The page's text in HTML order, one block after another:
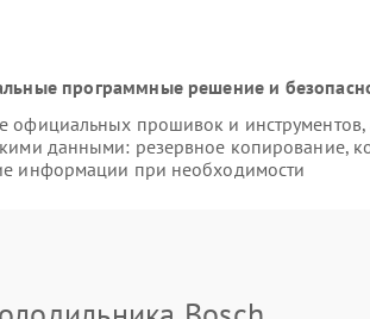
программные решение и
официальных прошивок и инструментов,
данными: резервное копирование,
информации при необходимости